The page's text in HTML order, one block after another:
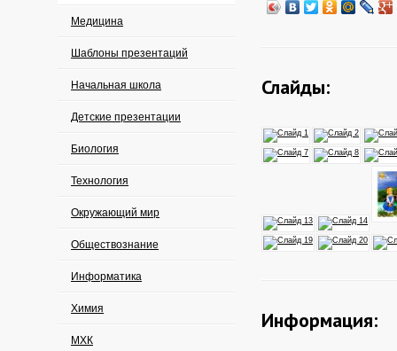
Медицина
Шаблоны презентаций
Начальная школа
Детские презентации
Биология
Технология
Окружающий мир
Обществознание
Информатика
Химия
МХК
Слайды:
Информация: